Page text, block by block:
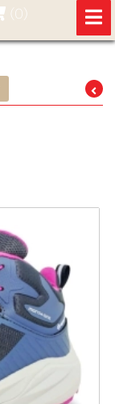
(0)